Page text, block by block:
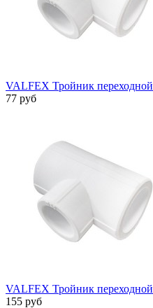
VALFEX Тройник
77 руб
VALFEX Тройник
155 руб